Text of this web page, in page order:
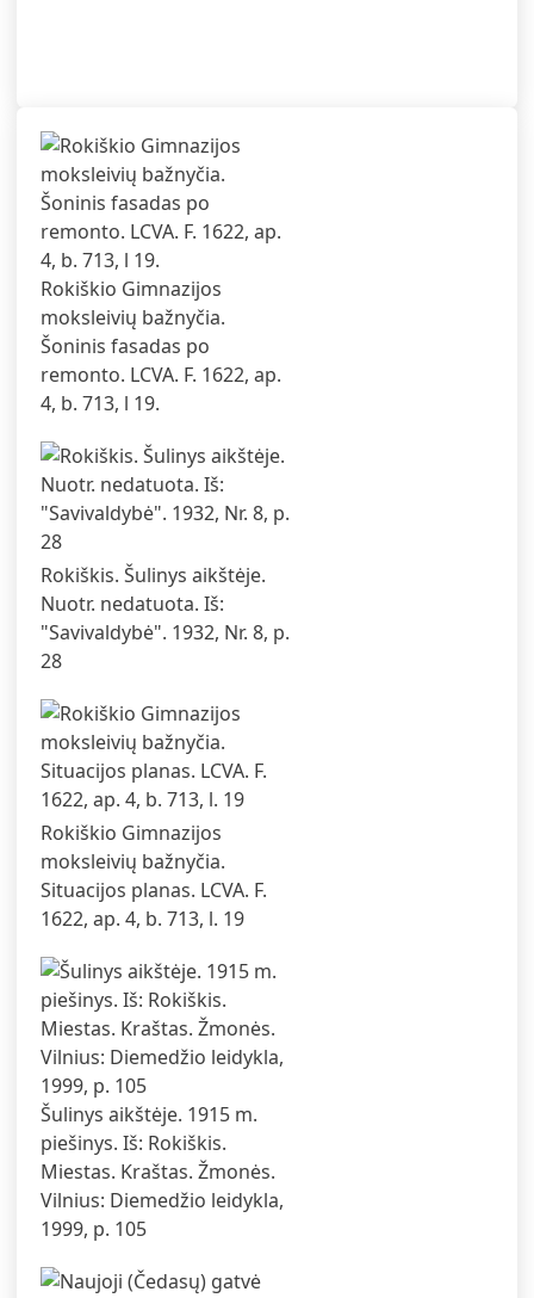
Rokiškio Gimnazijos
moksleivių bažnyčia.
Šoninis fasadas po
remonto. LCVA. F. 1622, ap.
4, b. 713, l 19.
Rokiškis. Šulinys aikštėje.
Nuotr. nedatuota. Iš:
"Savivaldybė". 1932, Nr. 8, p.
28
Rokiškio Gimnazijos
moksleivių bažnyčia.
Situacijos planas. LCVA. F.
1622, ap. 4, b. 713, l. 19
Šulinys aikštėje. 1915 m.
piešinys. Iš: Rokiškis.
Miestas. Kraštas. Žmonės.
Vilnius: Diemedžio leidykla,
1999, p. 105